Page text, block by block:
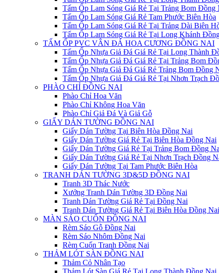
Tấm Ốp Lam Sóng Giá Rẻ Tại Trảng Bom Đồng
Tấm Ốp Lam Sóng Giá Rẻ Tam Phước Biên Hòa
Tấm Ốp Lam Sóng Giá Rẻ Tại Trảng Dài Biên
Tấm Ốp Lam Sóng Giá Rẻ Tại Long Khánh
TẤM ỐP PVC VÂN ĐÁ HOA CƯƠNG ĐỒNG NAI
Tấm Ốp Nhựa Giả Đá Giá Rẻ Tại Long Thành
Tấm Ốp Nhựa Giả Đá Giá Rẻ Tại Trảng Bom
Tấm Ốp Nhựa Giả Đá Giá Rẻ Trảng Bom Đồng
Tấm Ốp Nhựa Giả Đá Giá Rẻ Tại Nhơn Trạch
PHÀO CHỈ ĐỒNG NAI
Phào Chỉ Hoa Văn
Phào Chỉ Không Hoa Văn
Phào Chỉ Giả Đá Và Giả Gỗ
GIẤY DÁN TƯỜNG ĐỒNG NAI
Giấy Dán Tường Tại Biên Hòa Đồng Nai
Giấy Dán Tường Giá Rẻ Tại Biên Hòa Đồng Nai
Giấy Dán Tường Giá Rẻ Tại Trảng Bom Đồng
Giấy Dán Tường Giá Rẻ Tại Nhơn Trạch Đồng
Giấy Dán Tường Tại Tam Phước Biên Hòa
TRANH DÁN TƯỜNG 3D&5D ĐỒNG NAI
Tranh 3D Thác Nước
Xưởng Tranh Dán Tường 3D Đồng Nai
Tranh Dán Tường Giá Rẻ Tại Đồng Nai
Tranh Dán Tường Giá Rẻ Tại Biên Hòa Đồng Nai
MÀN SÁO CUỐN ĐỒNG NAI
Rèm Sáo Gỗ Đồng Nai
Rèm Sáo Nhôm Đồng Nai
Rèm Cuốn Tranh Đồng Nai
THẢM LÓT SÀN ĐỒNG NAI
Thảm Cỏ Nhân Tạo
Thảm Lót Sàn Giá Rẻ Tại Long Thành Đồng Nai